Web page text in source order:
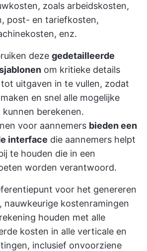
zoals arbeidskosten,
post- en tariefkosten,
enz.
deze gedetailleerde
om kritieke details
uitgaven in te vullen, zodat
en snel alle mogelijke
berekenen.
voor aannemers bieden een
interface die aannemers helpt
te houden die in een
worden verantwoord.
voor het genereren
nauwkeurige kostenramingen
houden met alle
kosten in alle verticale en
inclusief onvoorziene